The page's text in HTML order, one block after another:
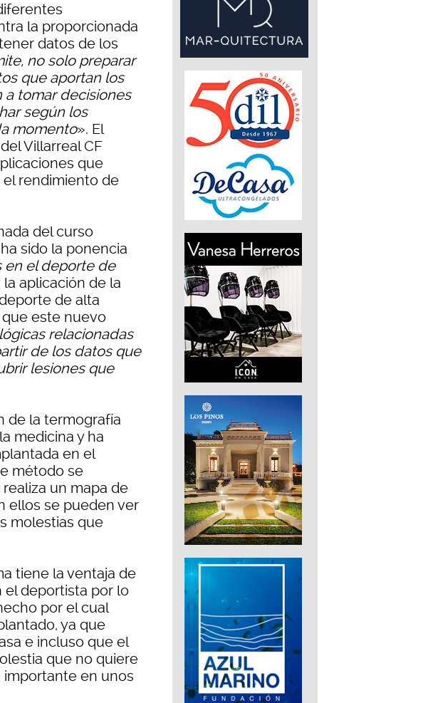
la proporcionada
datos de los
no solo preparar
que aportan los
tomar decisiones
según los
momento». El
Villarreal CF
que
rendimiento de
del curso
sido la ponencia
en el deporte de
aplicación de la
de alta
este nuevo
relacionadas
de los datos que
lesiones que
de la termografía
medicina y ha
en el
método se
un mapa de
ellos se pueden ver
molestias que
tiene la ventaja de
el deportista por lo
por el cual
ya que
e incluso que el
que no quiere
en unos